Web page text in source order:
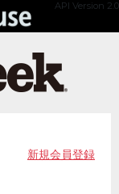
API Version 2.0
新規会員登録